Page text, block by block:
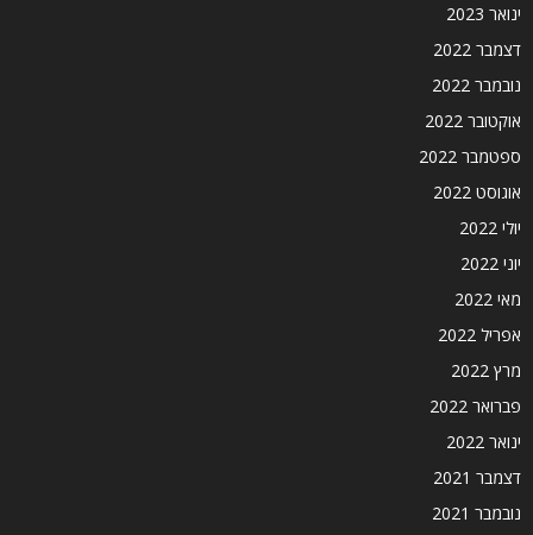
ינואר 2023
דצמבר 2022
נובמבר 2022
אוקטובר 2022
ספטמבר 2022
אוגוסט 2022
יולי 2022
יוני 2022
מאי 2022
אפריל 2022
מרץ 2022
פברואר 2022
ינואר 2022
דצמבר 2021
נובמבר 2021